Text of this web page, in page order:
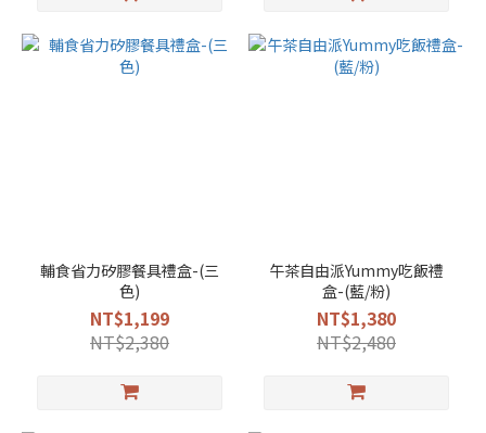
輔食省力矽膠餐具禮盒-(三
色)
NT$1,199
NT$2,380
午茶自由派Yummy吃飯禮
盒-(藍/粉)
NT$1,380
NT$2,480